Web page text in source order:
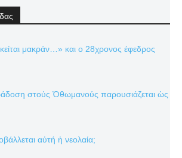
μακράν…» και ο 28χρονος έφεδρος
στούς Ὀθωμανούς παρουσιάζεται ὡς
αὐτή ἡ νεολαία;